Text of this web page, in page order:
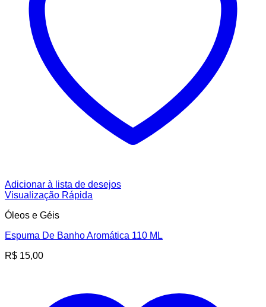
Adicionar à lista de desejos
Visualização Rápida
Óleos e Géis
Espuma De Banho Aromática 110 ML
R$ 15,00